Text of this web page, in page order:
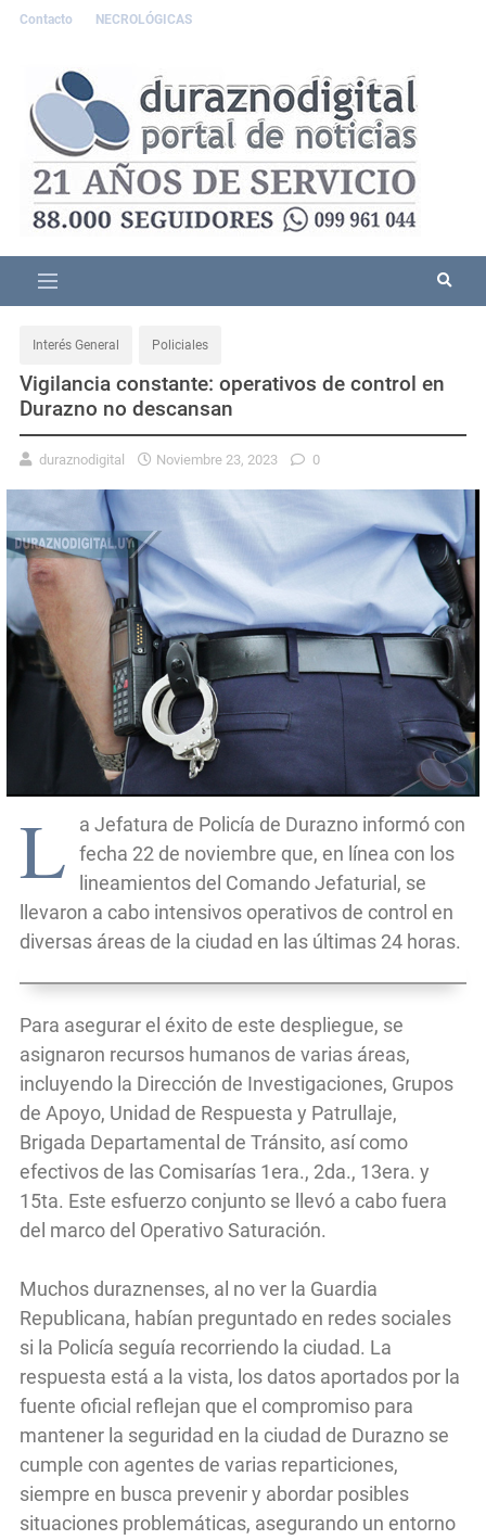
Contacto NECROLÓGICAS
Interés General Policiales
Vigilancia constante: operativos de control en
Durazno no descansan
duraznodigital Noviembre 23, 2023 0
L
a Jefatura de Policía de Durazno informó con
fecha 22 de noviembre que, en línea con los
lineamientos del Comando Jefaturial, se
llevaron a cabo intensivos operativos de control en
diversas áreas de la ciudad en las últimas 24 horas.
Para asegurar el éxito de este despliegue, se
asignaron recursos humanos de varias áreas,
incluyendo la Dirección de Investigaciones, Grupos
de Apoyo, Unidad de Respuesta y Patrullaje,
Brigada Departamental de Tránsito, así como
efectivos de las Comisarías 1era., 2da., 13era. y
15ta. Este esfuerzo conjunto se llevó a cabo fuera
del marco del Operativo Saturación.
Muchos duraznenses, al no ver la Guardia
Republicana, habían preguntado en redes sociales
si la Policía seguía recorriendo la ciudad. La
respuesta está a la vista, los datos aportados por la
fuente oficial reflejan que el compromiso para
mantener la seguridad en la ciudad de Durazno se
cumple con agentes de varias reparticiones,
siempre en busca prevenir y abordar posibles
situaciones problemáticas, asegurando un entorno